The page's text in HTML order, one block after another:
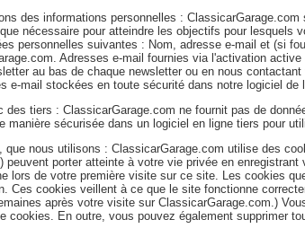
des informations personnelles :
nécessaire pour atteindre les objectifs pour
personnelles suivantes : Nom, adresse e-mail et (si
Adresses e-mail fournies via l'activation
au bas de chaque newsletter ou en nous
e-mail stockées en toute sécurité dans notre logiciel de
des tiers : ClassicarGarage.com ne fournit pas de
sécurisée dans un logiciel en ligne tiers pour
nous utilisons : ClassicarGarage.com utilise des
peuvent porter atteinte à votre vie privée en
lors de votre première visite sur ce site. Les cookies
Ces cookies veillent à ce que le site fonctionne
après votre visite sur ClassicarGarage.com.)
cookies. En outre, vous pouvez également supprimer